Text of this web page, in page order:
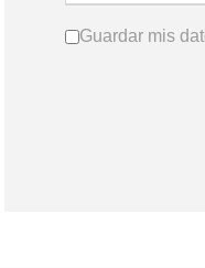
Guardar mis